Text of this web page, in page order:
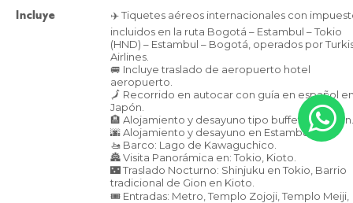
Incluye
✈️ Tiquetes aéreos internacionales con
incluidos en la ruta Bogotá – Estambul – Tokio
(HND) – Estambul – Bogotá, operados por
Airlines.
🚐 Incluye traslado de aeropuerto hotel
aeropuerto.
🗾 Recorrido en autocar con guía en español
Japón.
🏨 Alojamiento y desayuno tipo buffet en Japón.
🌆 Alojamiento y desayuno en Estambul.
🚤 Barco: Lago de Kawaguchico.
🏯 Visita Panorámica en: Tokio, Kioto.
🌃 Traslado Nocturno: Shinjuku en Tokio, Barrio
tradicional de Gion en Kioto.
🎟️ Entradas: Metro, Templo Zojoji, Templo Meiji,